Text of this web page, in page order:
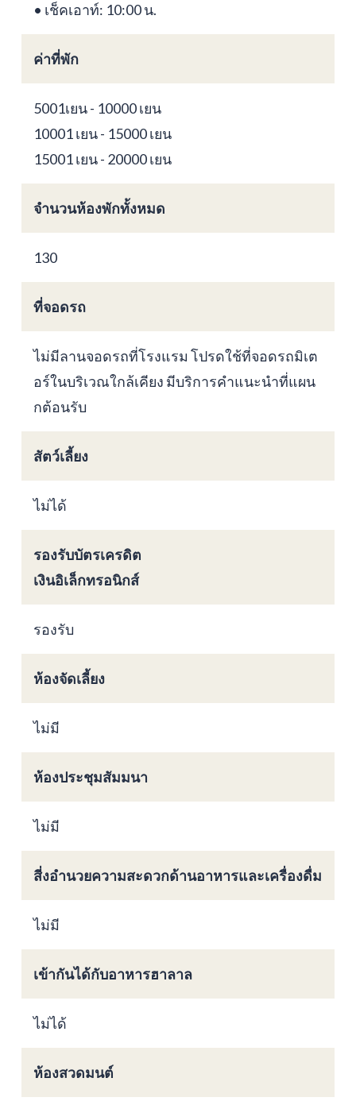
• เช็คเอาท์: 10:00 น.
ค่าที่พัก
5001เยน - 10000 เยน
10001 เยน - 15000 เยน
15001 เยน - 20000 เยน
จำนวนห้องพักทั้งหมด
130
ที่จอดรถ
ไม่มีลานจอดรถที่โรงแรม โปรดใช้ที่จอดรถมิเต
อร์ในบริเวณใกล้เคียง มีบริการคำแนะนำที่แผน
กต้อนรับ
สัตว์เลี้ยง
ไม่ได้
รองรับบัตรเครดิต
เงินอิเล็กทรอนิกส์
รองรับ
ห้องจัดเลี้ยง
ไม่มี
ห้องประชุมสัมมนา
ไม่มี
สี่งอำนวยความสะดวกด้านอาหารและเครื่องดื่ม
ไม่มี
เข้ากันได้กับอาหารฮาลาล
ไม่ได้
ห้องสวดมนต์